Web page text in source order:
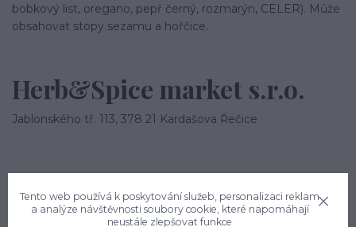
bobkový list, oregano, pepř černý, rozmarýn, CELER). Může
obsahovat stopy sezamu a hořčice.
Herb&Spice market s.r.o.
Jablonského tř. 113, 378 21 Kardašova Řečice
Tento web používá k poskytování služeb, personalizaci reklam
a analýze návštěvnosti soubory cookie, které napomáhají
neustále zlepšovat funkce